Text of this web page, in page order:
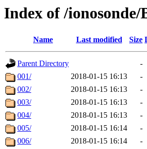
Index of /ionosonde/
Name Last modified Size
Parent Directory
-
001/
2018-01-15 16:13
-
002/
2018-01-15 16:13
-
003/
2018-01-15 16:13
-
004/
2018-01-15 16:13
-
005/
2018-01-15 16:14
-
006/
2018-01-15 16:14
-